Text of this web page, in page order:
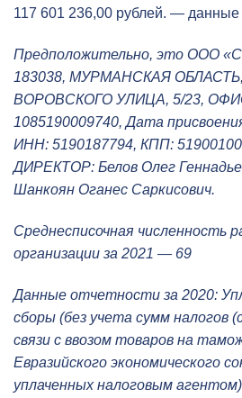
117 601 236,00 рублей. — данные
Предположительно, это ООО
183038, МУРМАНСКАЯ
ВОРОВСКОГО УЛИЦА, 5/23,
1085190009740, Дата
ИНН: 5190187794, КПП:
ДИРЕКТОР: Белов Олег
Шанкоян Оганес Саркисович.
Среднесписочная численность
организации за 2021 — 69
Данные отчетности за 2020:
сборы (без учета сумм налогов
связи с ввозом товаров на
Евразийского экономического
уплаченных налоговым